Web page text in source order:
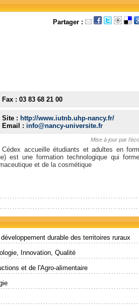
Partager :
Fax : 03 83 68 21 00
Site : http://www.iutnb.uhp-nancy.fr/
Email : info@nancy-universite.fr
Mise à jour par
accueille étudiants et adultes en
est une formation technologique qui
et de la cosmétique
durable des territoires ruraux
Innovation, Qualité
et de l'Agro-alimentaire